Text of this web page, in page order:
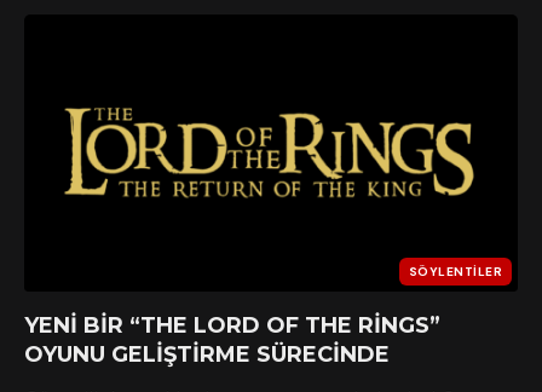
SÖYLENTILER
YENI BIR “THE LORD OF THE RINGS”
OYUNU GELIŞTIRME SÜRECINDE